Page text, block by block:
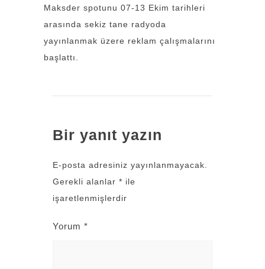
Maksder spotunu 07-13 Ekim tarihleri
arasında sekiz tane radyoda
yayınlanmak üzere reklam çalışmalarını
başlattı.
Bir yanıt yazın
E-posta adresiniz yayınlanmayacak.
Gerekli alanlar * ile
işaretlenmişlerdir
Yorum *